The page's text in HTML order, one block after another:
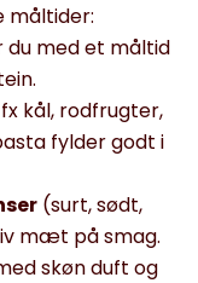
måltider:
du med et måltid
kål, rodfrugter,
fylder godt i
(surt, sødt,
mæt på smag.
skøn duft og